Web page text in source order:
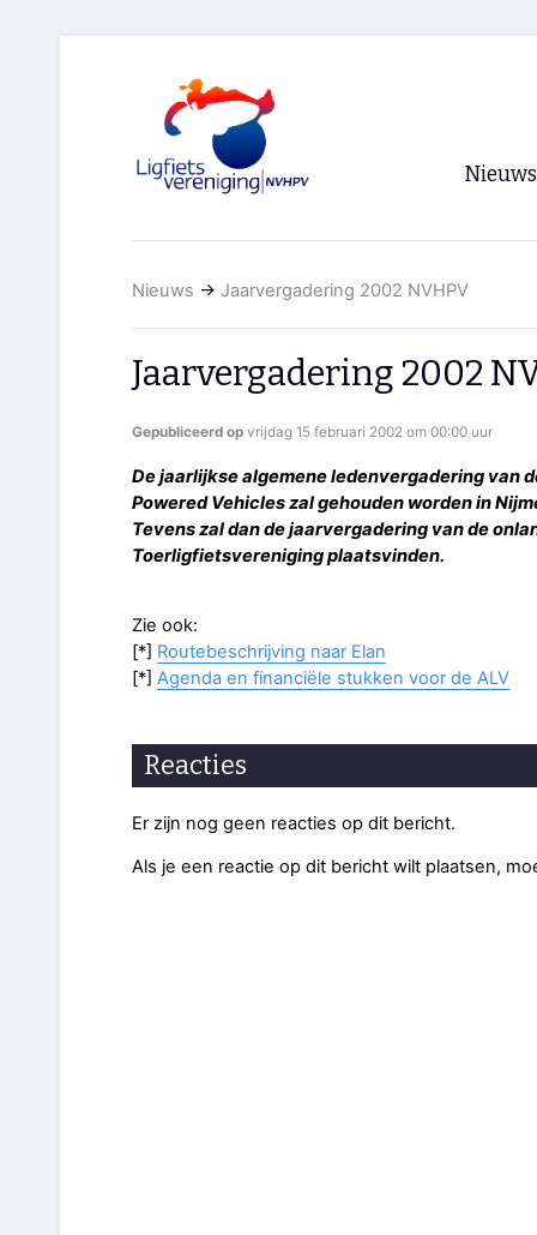
Nieuws
RSS
Nieuws → Jaarvergadering 2002 NVHPV
Jaarvergadering 2002
Gepubliceerd op vrijdag 15 februari 2002 om 00:00 uur
De jaarlijkse algemene ledenvergadering van
Powered Vehicles zal gehouden worden in
Tevens zal dan de jaarvergadering van de
Toerligfietsvereniging plaatsvinden.
Zie ook:
[*] Routebeschrijving naar Elan
[*] Agenda en financiële stukken voor de ALV
Reacties
Er zijn nog geen reacties op dit bericht.
Als je een reactie op dit bericht wilt plaatsen,